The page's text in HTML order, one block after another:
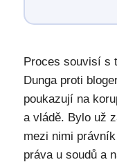
Proces souvisí s
Dunga proti
poukazují na
a vládě. Bylo už
mezi nimi
práva u soudů a